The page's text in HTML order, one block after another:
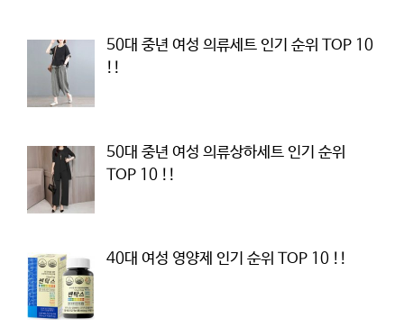
50대 중년 여성 의류세트 인기 순위 TOP 10
!!
50대 중년 여성 의류상하세트 인기 순위
TOP 10 !!
40대 여성 영양제 인기 순위 TOP 10 !!